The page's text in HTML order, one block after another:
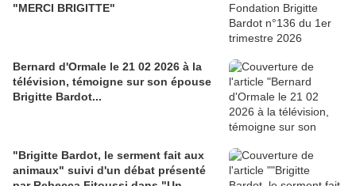
"MERCI BRIGITTE"
Bernard d'Ormale le 21 02 2026 à la
télévision, témoigne sur son épouse
Brigitte Bardot...
"Brigitte Bardot, le serment fait aux
animaux" suivi d'un débat présenté